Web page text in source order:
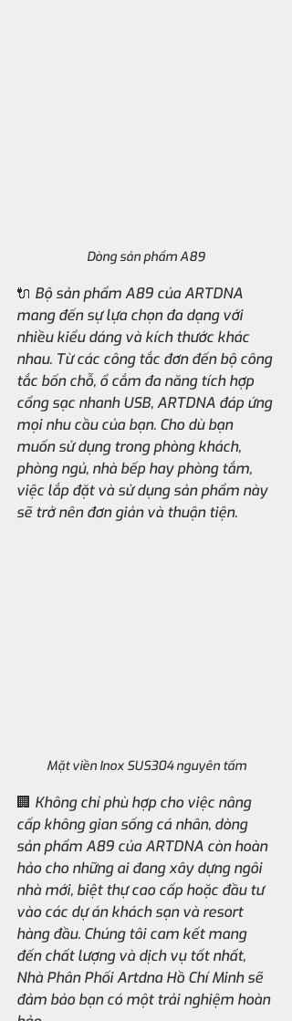
Dòng sản phẩm A89
🔌 Bộ sản phẩm A89 của ARTDNA
mang đến sự lựa chọn đa dạng với
nhiều kiểu dáng và kích thước khác
nhau. Từ các công tắc đơn đến bộ công
tắc bốn chỗ, ổ cắm đa năng tích hợp
cổng sạc nhanh USB, ARTDNA đáp ứng
mọi nhu cầu của bạn. Cho dù bạn
muốn sử dụng trong phòng khách,
phòng ngủ, nhà bếp hay phòng tắm,
việc lắp đặt và sử dụng sản phẩm này
sẽ trở nên đơn giản và thuận tiện.
Mặt viền Inox SUS304 nguyên tấm
🏢 Không chỉ phù hợp cho việc nâng
cấp không gian sống cá nhân, dòng
sản phẩm A89 của ARTDNA còn hoàn
hảo cho những ai đang xây dựng ngôi
nhà mới, biệt thự cao cấp hoặc đầu tư
vào các dự án khách sạn và resort
hàng đầu. Chúng tôi cam kết mang
đến chất lượng và dịch vụ tốt nhất,
Nhà Phân Phối Artdna Hồ Chí Minh sẽ
đảm bảo bạn có một trải nghiệm hoàn